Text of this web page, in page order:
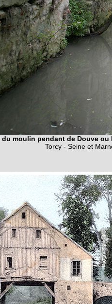
du moulin pendant de Douve ou
Torcy - Seine et